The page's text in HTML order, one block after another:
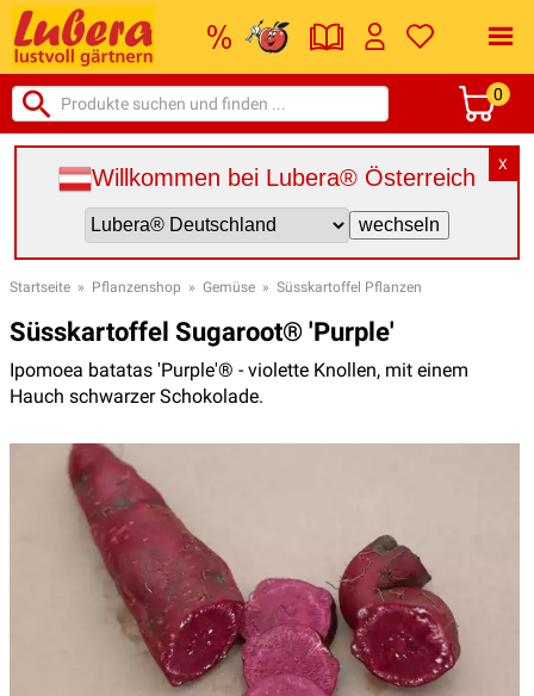
0
X
Willkommen bei Lubera® Österreich
Startseite » Pflanzenshop » Gemüse » Süsskartoffel Pflanzen
Süsskartoffel Sugaroot® 'Purple'
Ipomoea batatas 'Purple'® - violette Knollen, mit einem
Hauch schwarzer Schokolade.